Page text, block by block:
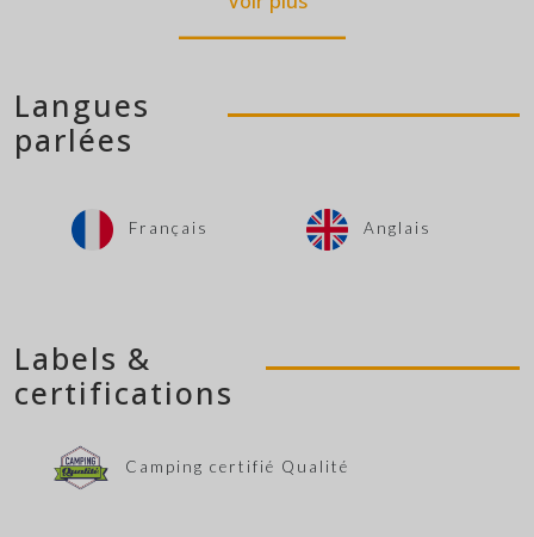
Langues
parlées
Français Anglais
Labels &
certifications
Camping certifié Qualité